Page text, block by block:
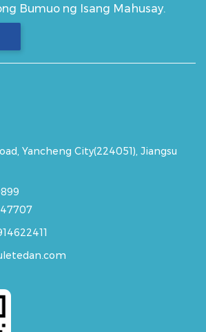
Bumuo ng Isang Mahusay.
Yancheng City(224051), Jiangsu